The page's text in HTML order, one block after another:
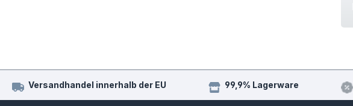
Versandhandel innerhalb der EU 99,9% Lagerware